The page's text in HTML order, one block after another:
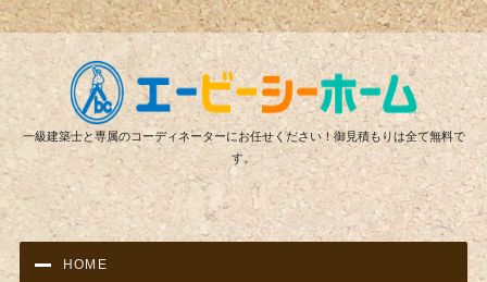
リ
一級建築士と専属のコーディネーターにお任せください！御見積もりは全て無料で
す。
HOME